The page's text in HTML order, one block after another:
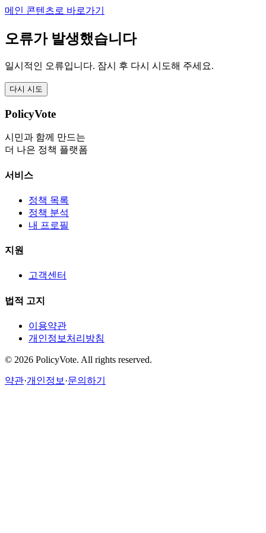
메인 콘텐츠로 바로가기
오류가 발생했습니다
일시적인 오류입니다. 잠시 후 다시 시도해 주세요.
다시 시도
PolicyVote
시민과 함께 만드는
더 나은 정책 플랫폼
서비스
정책 목록
정책 분석
내 프로필
지원
고객센터
법적 고지
이용약관
개인정보처리방침
© 2026 PolicyVote. All rights reserved.
약관·개인정보 ·문의하기